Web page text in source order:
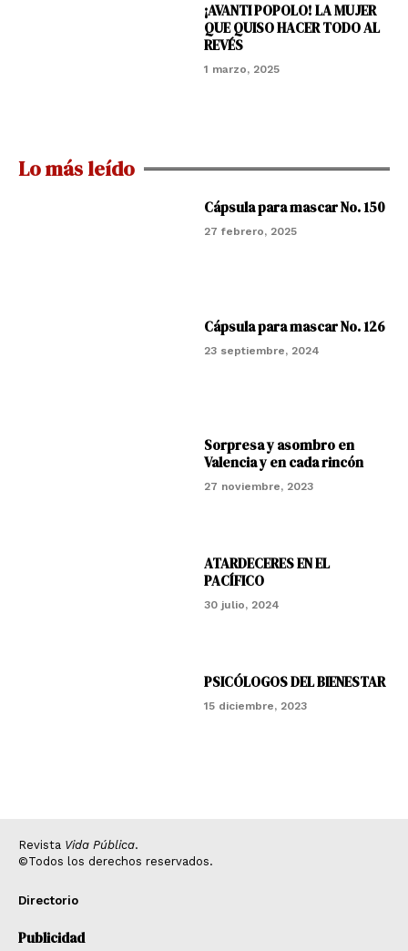
¡AVANTI POPOLO! LA MUJER
QUE QUISO HACER TODO AL
REVÉS
1 marzo, 2025
Lo más leído
Cápsula para mascar No. 150
27 febrero, 2025
Cápsula para mascar No. 126
23 septiembre, 2024
Sorpresa y asombro en
Valencia y en cada rincón
27 noviembre, 2023
ATARDECERES EN EL
PACÍFICO
30 julio, 2024
PSICÓLOGOS DEL BIENESTAR
15 diciembre, 2023
Revista Vida Pública.
©Todos los derechos reservados.
Directorio
Publicidad